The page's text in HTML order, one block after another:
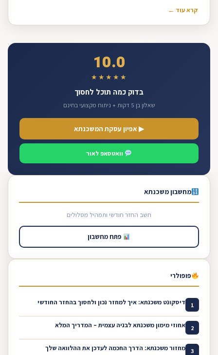
קרא עוד ←
10.0
★★★★★
בדוק כמה תוכל לחסוך
שאלון בן 5 דקות + ניתוח מקצועי בחינם
▶ אפיון עסקת המשכנתא
וואטסאפ לאור
מחשבון משכנתא
חשב החזר חודשי ותמהיל מסלולים
פתח מחשבון
פופולרי
1 דיסקונט משכנתא: איך למחזר נכון ולחסוך בהחזר החודשי
2 אחוזי מימון משכנתא לבניה עצמית – המדריך המלא
3 מחזור משכנתא: הדרך החכמה לעדכן את ההלוואה שלך